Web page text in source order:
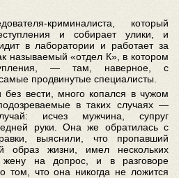
криминалиста, который
и собирает улики, и
в лаборатории и работает за
называемый «отдел К», в котором
— там, наверное, с
продвинутые специалисты.
вести, много копался в чужом
в таких случаях —
исчез мужчина, супруг
руки. Она же обратилась с
выяснили, что пропавший
образ жизни, имел нескольких
на допрос, и в разговоре
том, что она никогда не ложится